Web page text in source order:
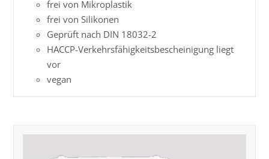
frei von Mikroplastik
frei von Silikonen
Geprüft nach DIN 18032-2
HACCP-Verkehrs­­fähig­keits­­beschei­nigung liegt
vor
vegan